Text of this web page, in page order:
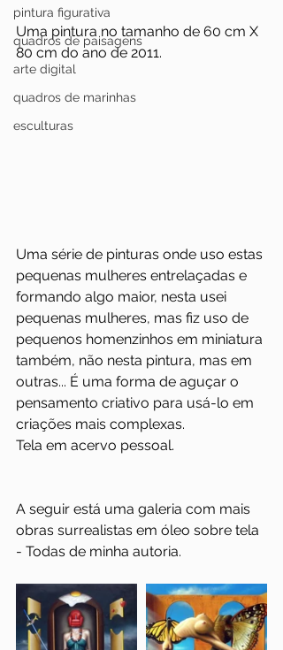
pintura figurativa
quadros de paisagens
arte digital
quadros de marinhas
esculturas
Uma pintura no tamanho de 60 cm X
80 cm do ano de 2011.
Uma série de pinturas onde uso estas
pequenas mulheres entrelaçadas e
formando algo maior, nesta usei
pequenas mulheres, mas fiz uso de
pequenos homenzinhos em miniatura
também, não nesta pintura, mas em
outras... É uma forma de aguçar o
pensamento criativo para usá-lo em
criações mais complexas.
Tela em acervo pessoal.
A seguir está uma galeria com mais
obras surrealistas em óleo sobre tela
- Todas de minha autoria.